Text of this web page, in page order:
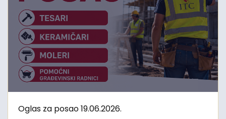
Oglas za posao 19.06.2026.